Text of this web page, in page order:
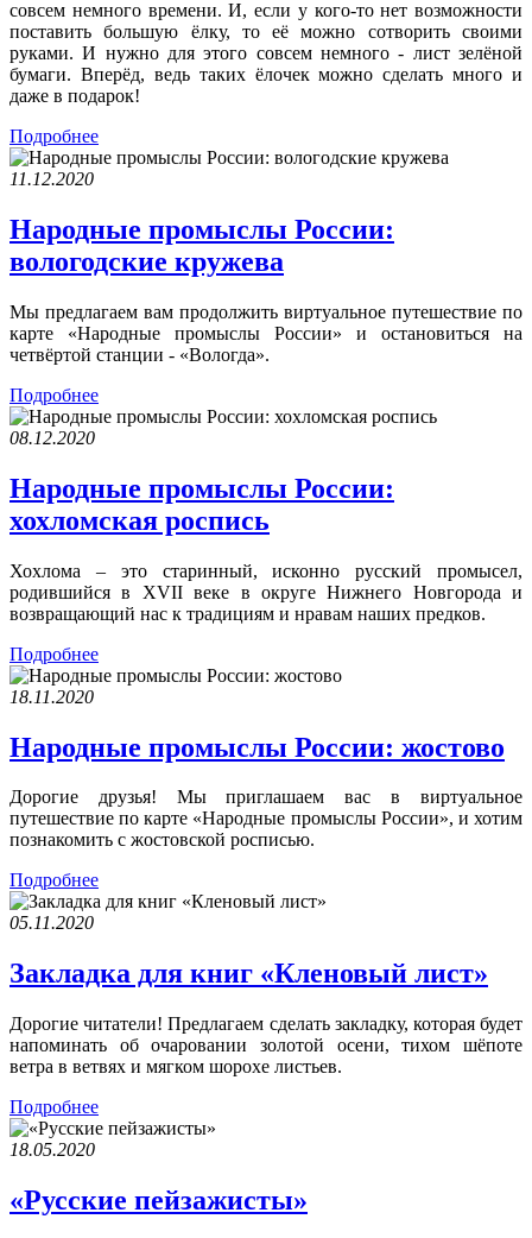
совсем немного времени. И, если у кого-то нет возможности
поставить большую ёлку, то её можно сотворить своими
руками. И нужно для этого совсем немного - лист зелёной
бумаги. Вперёд, ведь таких ёлочек можно сделать много и
даже в подарок!
Подробнее
11.12.2020
Народные промыслы России:
вологодские кружева
Мы предлагаем вам продолжить виртуальное путешествие по
карте «Народные промыслы России» и остановиться на
четвёртой станции - «Вологда».
Подробнее
08.12.2020
Народные промыслы России:
хохломская роспись
Хохлома – это старинный, исконно русский промысел,
родившийся в XVII веке в округе Нижнего Новгорода и
возвращающий нас к традициям и нравам наших предков.
Подробнее
18.11.2020
Народные промыслы России: жостово
Дорогие друзья! Мы приглашаем вас в виртуальное
путешествие по карте «Народные промыслы России», и хотим
познакомить с жостовской росписью.
Подробнее
05.11.2020
Закладка для книг «Кленовый лист»
Дорогие читатели! Предлагаем сделать закладку, которая будет
напоминать об очаровании золотой осени, тихом шёпоте
ветра в ветвях и мягком шорохе листьев.
Подробнее
18.05.2020
«Русские пейзажисты»